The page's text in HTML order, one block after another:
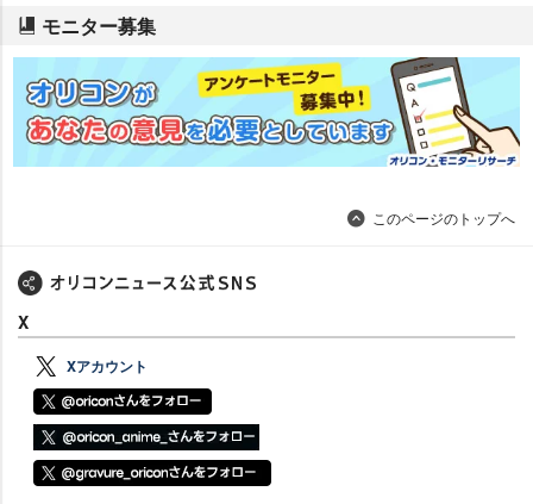
モニター募集
このページのトップへ
X
Xアカウント